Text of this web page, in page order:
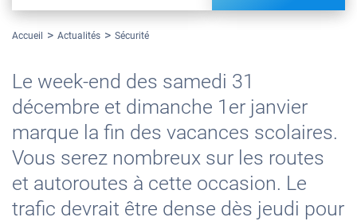
Accueil Actualités Sécurité
Le week-end des samedi 31
décembre et dimanche 1er janvier
marque la fin des vacances scolaires.
Vous serez nombreux sur les routes
et autoroutes à cette occasion. Le
trafic devrait être dense dès jeudi pour